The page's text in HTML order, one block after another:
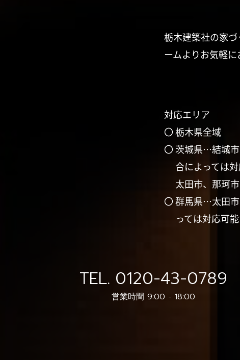
栃木建築社の家
ームよりお気軽に
対応エリア
〇 栃木県全域
〇 茨城県…結城
合によっては
太田市、那珂
〇 群馬県…太田
っては対応可
TEL. 0120-43-0789
営業時間 9:00 - 18:00